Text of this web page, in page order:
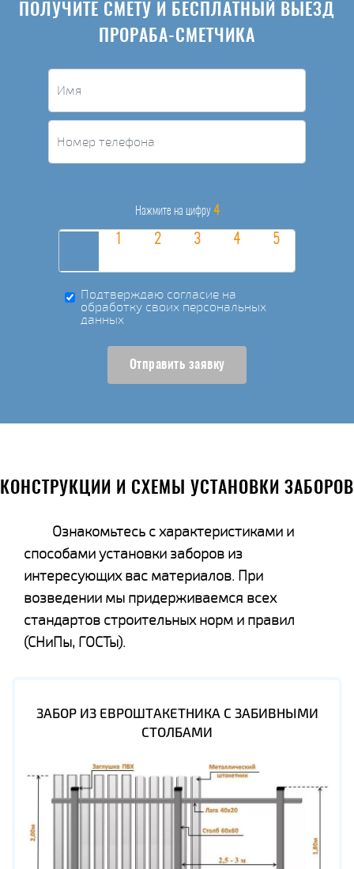
ПОЛУЧИТЕ СМЕТУ И БЕСПЛАТНЫЙ ВЫЕЗД
ПРОРАБА-СМЕТЧИКА
Нажмите на цифру 4
Подтверждаю согласие на
обработку своих персональных
данных
Отправить заявку
КОНСТРУКЦИИ И СХЕМЫ УСТАНОВКИ ЗАБОРОВ
Ознакомьтесь с характеристиками и
способами установки заборов из
интересующих вас материалов. При
возведении мы придерживаемся всех
стандартов строительных норм и правил
(СНиПы, ГОСТы).
ЗАБОР ИЗ ЕВРОШТАКЕТНИКА С ЗАБИВНЫМИ
СТОЛБАМИ